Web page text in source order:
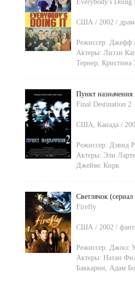
Everybody's Doing
США / 2002 /
Режиссер: Джефф
Актеры: Лиззи
Тернер, Кристина
Пункт назначения
Final Destination 2
США, Канада /
Режиссер: Дэвид
Актеры: Эли
Джеймс Кирк
Светлячок
Firefly
США / 2002 /
Режиссер: Джосс
Актеры: Натан
Баккарин, Адам